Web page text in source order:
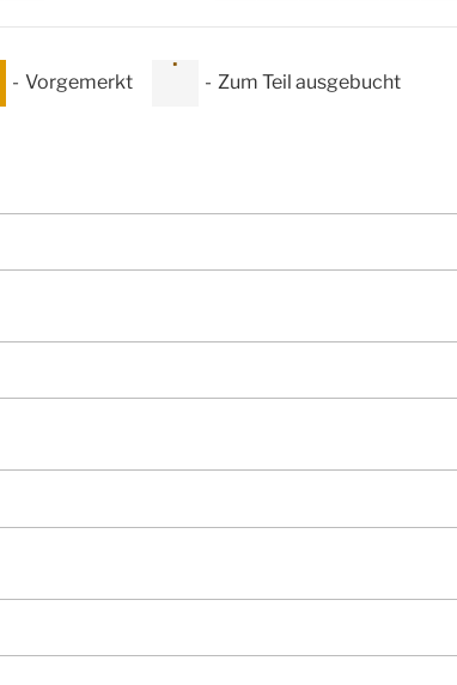
- Vorgemerkt
·
- Zum Teil ausgebucht